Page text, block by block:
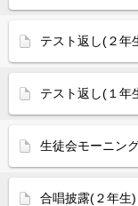
テスト返し(２年
テスト返し(１年
生徒会モーニン
合唱披露(２年生)